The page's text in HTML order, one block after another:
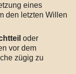
eines
den letzten Willen
oder
vor dem
zügig zu